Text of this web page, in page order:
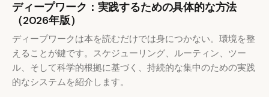
ディープワーク：実践するための具体的な方法
（2026年版）
ディープワークは本を読むだけでは身につかない。環境を整
えることが鍵です。スケジューリング、ルーティン、ツー
ル、そして科学的根拠に基づく、持続的な集中のための実践
的なシステムを紹介します。